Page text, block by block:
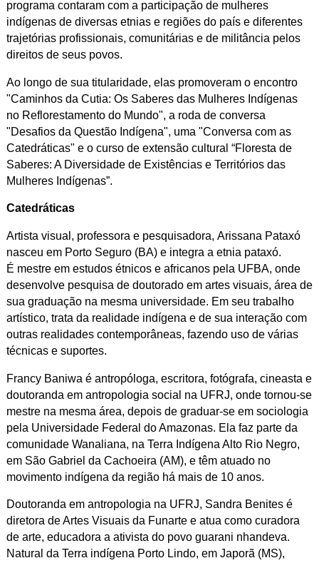
programa contaram com a participação de mulheres
indígenas de diversas etnias e regiões do país e diferentes
trajetórias profissionais, comunitárias e de militância pelos
direitos de seus povos.
Ao longo de sua titularidade, elas promoveram o encontro
"Caminhos da Cutia: Os Saberes das Mulheres Indígenas
no Reflorestamento do Mundo", a roda de conversa
"Desafios da Questão Indígena", uma "Conversa com as
Catedráticas" e o curso de extensão cultural “Floresta de
Saberes: A Diversidade de Existências e Territórios das
Mulheres Indígenas”.
Catedráticas
Artista visual, professora e pesquisadora, Arissana Pataxó
nasceu em Porto Seguro (BA) e integra a etnia pataxó.
É mestre em estudos étnicos e africanos pela UFBA, onde
desenvolve pesquisa de doutorado em artes visuais, área de
sua graduação na mesma universidade. Em seu trabalho
artístico, trata da realidade indígena e de sua interação com
outras realidades contemporâneas, fazendo uso de várias
técnicas e suportes.
Francy Baniwa é antropóloga, escritora, fotógrafa, cineasta e
doutoranda em antropologia social na UFRJ, onde tornou-se
mestre na mesma área, depois de graduar-se em sociologia
pela Universidade Federal do Amazonas. Ela faz parte da
comunidade Wanaliana, na Terra Indígena Alto Rio Negro,
em São Gabriel da Cachoeira (AM), e têm atuado no
movimento indígena da região há mais de 10 anos.
Doutoranda em antropologia na UFRJ, Sandra Benites é
diretora de Artes Visuais da Funarte e atua como curadora
de arte, educadora a ativista do povo guarani nhandeva.
Natural da Terra indígena Porto Lindo, em Japorã (MS),